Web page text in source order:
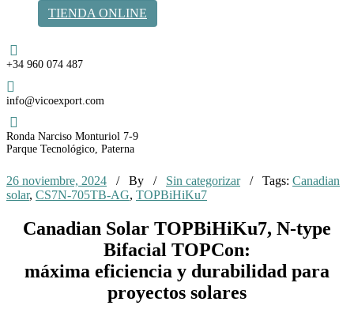
TIENDA ONLINE
Teléfono
+34 960 074 487
Email
info@vicoexport.com
Dirección
Ronda Narciso Monturiol 7-9
Parque Tecnológico, Paterna
26 noviembre, 2024 / By / Sin categorizar/ Tags: Canadian
solar, CS7N-705TB-AG, TOPBiHiKu7
Canadian Solar TOPBiHiKu7, N-type
Bifacial TOPCon:
máxima eficiencia y durabilidad para
proyectos solares